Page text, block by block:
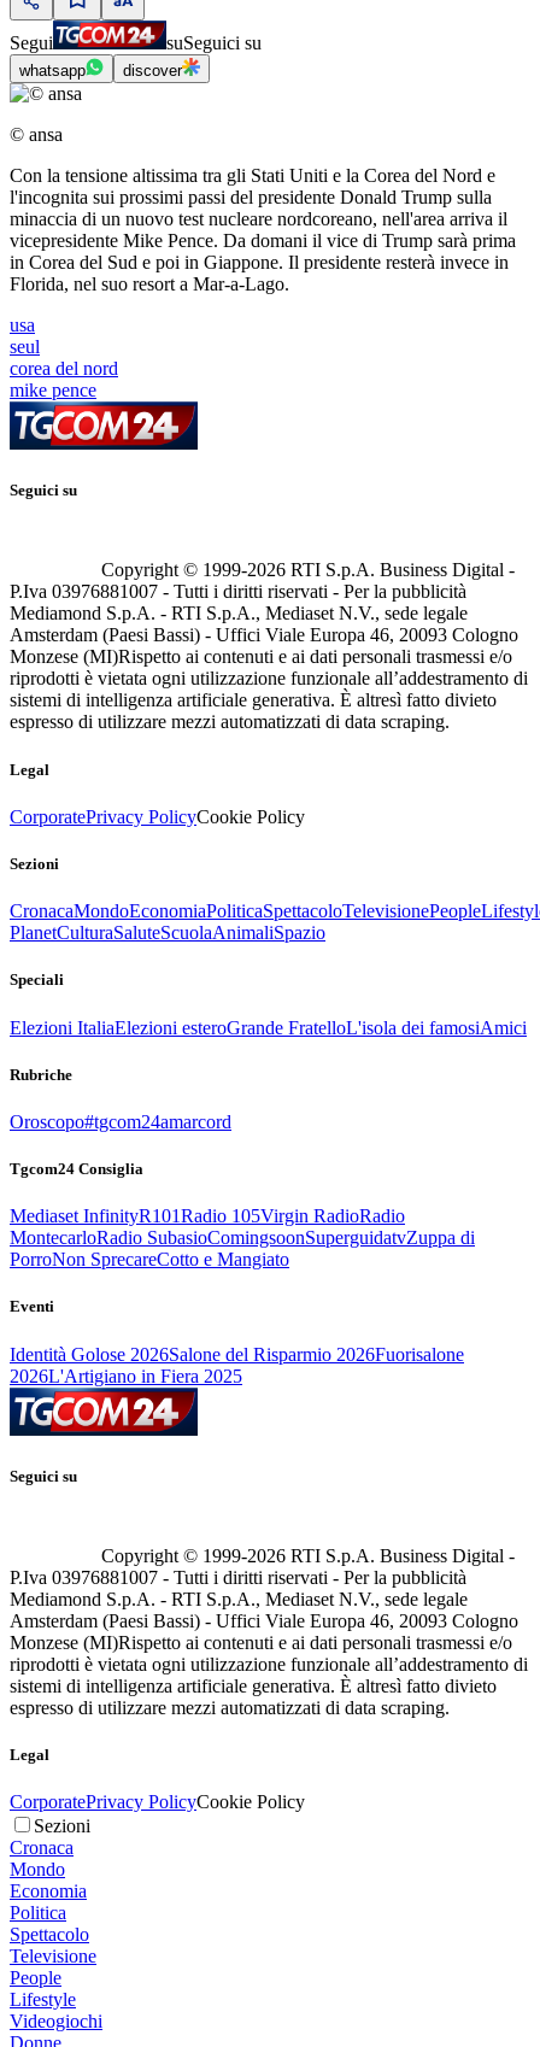
Segui suSeguici su
whatsapp discover
© ansa
Con la tensione altissima tra gli Stati Uniti e la Corea del Nord e
l'incognita sui prossimi passi del presidente Donald Trump sulla
minaccia di un nuovo test nucleare nordcoreano, nell'area arriva il
vicepresidente Mike Pence. Da domani il vice di Trump sarà prima
in Corea del Sud e poi in Giappone. Il presidente resterà invece in
Florida, nel suo resort a Mar-a-Lago.
usa
seul
corea del nord
mike pence
Seguici su
Copyright © 1999-2026 RTI S.p.A. Business Digital -
P.Iva 03976881007 - Tutti i diritti riservati - Per la pubblicità
Mediamond S.p.A. - RTI S.p.A., Mediaset N.V., sede legale
Amsterdam (Paesi Bassi) - Uffici Viale Europa 46, 20093 Cologno
Monzese (MI)Rispetto ai contenuti e ai dati personali trasmessi e/o
riprodotti è vietata ogni utilizzazione funzionale all’addestramento di
sistemi di intelligenza artificiale generativa. È altresì fatto divieto
espresso di utilizzare mezzi automatizzati di data scraping.
Legal
CorporatePrivacy PolicyCookie Policy
Sezioni
CronacaMondoEconomiaPoliticaSpettacoloTelevisionePeople
PlanetCulturaSaluteScuolaAnimaliSpazio
Speciali
Elezioni ItaliaElezioni esteroGrande FratelloL'isola dei famosiAmici
Rubriche
Oroscopo#tgcom24amarcord
Tgcom24 Consiglia
Mediaset InfinityR101Radio 105Virgin RadioRadio
MontecarloRadio SubasioComingsoonSuperguidatvZuppa di
PorroNon SprecareCotto e Mangiato
Eventi
Identità Golose 2026Salone del Risparmio 2026Fuorisalone
2026L'Artigiano in Fiera 2025
Seguici su
Copyright © 1999-2026 RTI S.p.A. Business Digital -
P.Iva 03976881007 - Tutti i diritti riservati - Per la pubblicità
Mediamond S.p.A. - RTI S.p.A., Mediaset N.V., sede legale
Amsterdam (Paesi Bassi) - Uffici Viale Europa 46, 20093 Cologno
Monzese (MI)Rispetto ai contenuti e ai dati personali trasmessi e/o
riprodotti è vietata ogni utilizzazione funzionale all’addestramento di
sistemi di intelligenza artificiale generativa. È altresì fatto divieto
espresso di utilizzare mezzi automatizzati di data scraping.
Legal
CorporatePrivacy PolicyCookie Policy
Sezioni
Cronaca
Mondo
Economia
Politica
Spettacolo
Televisione
People
Lifestyle
Videogiochi